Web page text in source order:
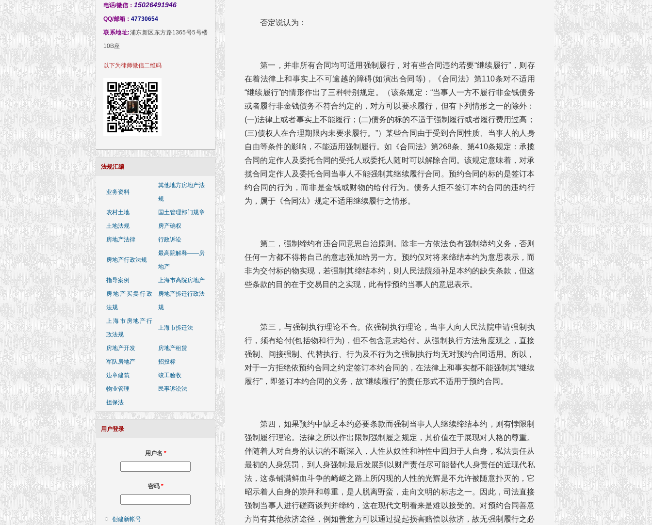
电话/微信： 15026491946
QQ/邮箱： 47730654
联系地址:浦东新区东方路1365号5号楼
10B座
以下为律师微信二维码
法规汇编
业务资料
其他地方房地产法
规
农村土地
国土管理部门规章
土地法规
房产确权
房地产法律
行政诉讼
房地产行政法规
最高院解释——房
地产
指导案例
上海市高院房地产
房地产买卖行政
法规
房地产拆迁行政法
规
上海市房地产行
政法规
上海市拆迁法
房地产开发
房地产租赁
军队房地产
招投标
违章建筑
竣工验收
物业管理
民事诉讼法
担保法
用户登录
用户名 *
密码 *
创建新帐号
否定说认为：
第一，并非所有合同均可适用强制履行，对有些合同违约若要“继续履行”，则存
在着法律上和事实上不可逾越的障碍(如演出合同等)，《合同法》第110条对不适用
“继续履行”的情形作出了三种特别规定。（该条规定：“当事人一方不履行非金钱债务
或者履行非金钱债务不符合约定的，对方可以要求履行，但有下列情形之一的除外：
(一)法律上或者事实上不能履行；(二)债务的标的不适于强制履行或者履行费用过高；
(三)债权人在合理期限内未要求履行。”）某些合同由于受到合同性质、当事人的人身
自由等条件的影响，不能适用强制履行。如《合同法》第268条、第410条规定：承揽
合同的定作人及委托合同的受托人或委托人随时可以解除合同。该规定意味着，对承
揽合同定作人及委托合同当事人不能强制其继续履行合同。预约合同的标的是签订本
约合同的行为，而非是金钱或财物的给付行为。债务人拒不签订本约合同的违约行
为，属于《合同法》规定不适用继续履行之情形。
第二，强制缔约有违合同意思自治原则。除非一方依法负有强制缔约义务，否则
任何一方都不得将自己的意志强加给另一方。预约仅对将来缔结本约为意思表示，而
非为交付标的物实现，若强制其缔结本约，则人民法院须补足本约的缺失条款，但这
些条款的目的在于交易目的之实现，此有悖预约当事人的意思表示。
第三，与强制执行理论不合。依强制执行理论，当事人向人民法院申请强制执
行，须有给付(包括物和行为)，但不包含意志给付。从强制执行方法角度观之，直接
强制、间接强制、代替执行、行为及不行为之强制执行均无对预约合同适用。所以，
对于一方拒绝依预约合同之约定签订本约合同的，在法律上和事实都不能强制其“继续
履行”，即签订本约合同的义务，故“继续履行”的责任形式不适用于预约合同。
第四，如果预约中缺乏本约必要条款而强制当事人人继续缔结本约，则有悖限制
强制履行理论。法律之所以作出限制强制履之规定，其价值在于展现对人格的尊重。
伴随着人对自身的认识的不断深入，人性从奴性和神性中回归于人自身，私法责任从
最初的人身惩罚，到人身强制;最后发展到以财产责任尽可能替代人身责任的近现代私
法，这条铺满鲜血斗争的崎岖之路上所闪现的人性的光辉是不允许被随意扑灭的，它
昭示着人自身的崇拜和尊重，是人脱离野蛮，走向文明的标志之一。因此，司法直接
强制当事人进行磋商谈判并缔约，这在现代文明看来是难以接受的。对预约合同善意
方尚有其他救济途径，例如善意方可以通过提起损害赔偿以救济，故无强制履行之必